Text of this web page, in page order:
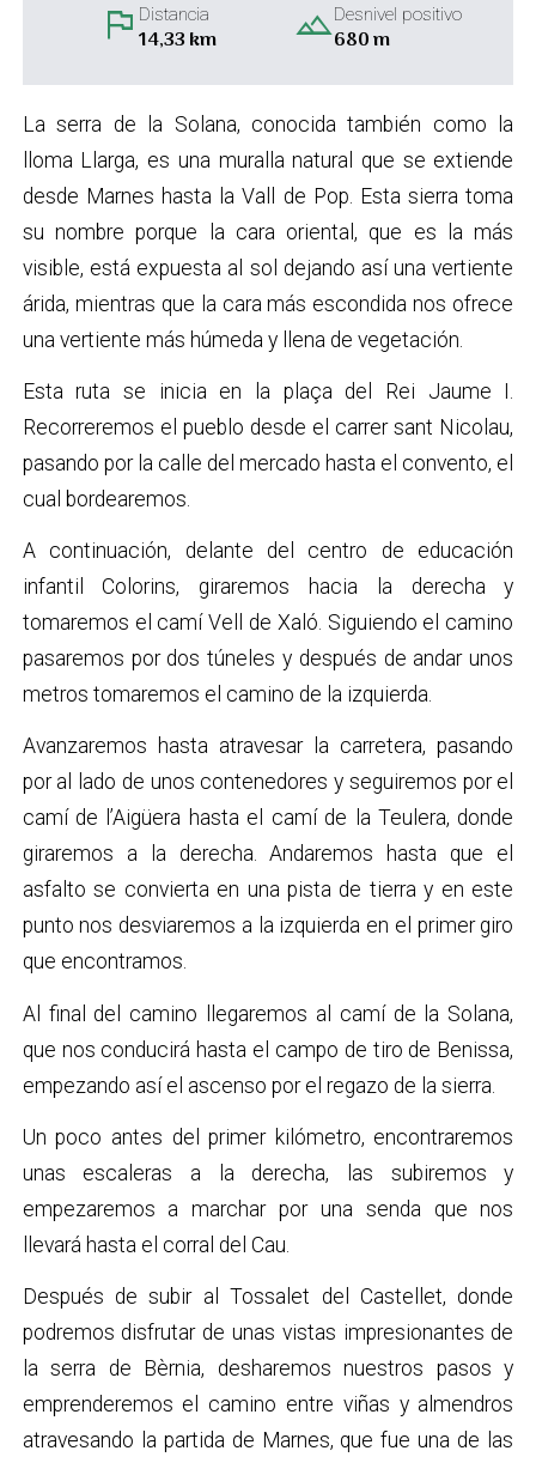
flagDistancia
14,33 km landscapeDesnivel positivo
680 m
La serra de la Solana, conocida también como la
lloma Llarga, es una muralla natural que se extiende
desde Marnes hasta la Vall de Pop. Esta sierra toma
su nombre porque la cara oriental, que es la más
visible, está expuesta al sol dejando así una vertiente
árida, mientras que la cara más escondida nos ofrece
una vertiente más húmeda y llena de vegetación.
Esta ruta se inicia en la plaça del Rei Jaume I.
Recorreremos el pueblo desde el carrer sant Nicolau,
pasando por la calle del mercado hasta el convento, el
cual bordearemos.
A continuación, delante del centro de educación
infantil Colorins, giraremos hacia la derecha y
tomaremos el camí Vell de Xaló. Siguiendo el camino
pasaremos por dos túneles y después de andar unos
metros tomaremos el camino de la izquierda.
Avanzaremos hasta atravesar la carretera, pasando
por al lado de unos contenedores y seguiremos por el
camí de l’Aigüera hasta el camí de la Teulera, donde
giraremos a la derecha. Andaremos hasta que el
asfalto se convierta en una pista de tierra y en este
punto nos desviaremos a la izquierda en el primer giro
que encontramos.
Al final del camino llegaremos al camí de la Solana,
que nos conducirá hasta el campo de tiro de Benissa,
empezando así el ascenso por el regazo de la sierra.
Un poco antes del primer kilómetro, encontraremos
unas escaleras a la derecha, las subiremos y
empezaremos a marchar por una senda que nos
llevará hasta el corral del Cau.
Después de subir al Tossalet del Castellet, donde
podremos disfrutar de unas vistas impresionantes de
la serra de Bèrnia, desharemos nuestros pasos y
emprenderemos el camino entre viñas y almendros
atravesando la partida de Marnes, que fue una de las